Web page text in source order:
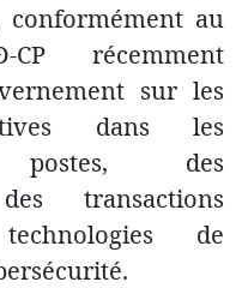
conformément au
CP récemment
sur les
dans les
des
transactions
de